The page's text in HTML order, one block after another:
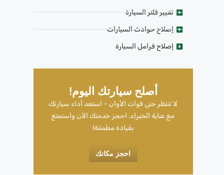
تغيير فلتر السيارة
إصلاح حوادث السيارات
إصلاح فرامل السيارة
أصلح سيارتك اليوم!
لا تنتظر حتى فوات الأوان – استعد أداء سيارتك
مع عناية الخبراء. احجز خدمتك الآن واستمتع
بقيادة مطمئنة!
احجز مكانك